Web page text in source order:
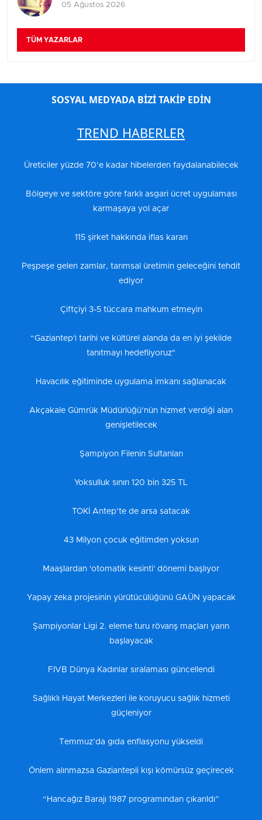
05 Ağustos 2026
TÜM YAZARLAR
SOSYAL MEDYADA BİZİ TAKİP EDİN
TREND HABERLER
Üreticiler yüzde 70’e kadar hibelerden faydalanabilecek
Bölgeye ve sektöre göre farklı asgari ücret uygulaması
karmaşaya yol açar
115 şirket hakkında iflas kararı
Peşpeşe gelen zamlar, tarımsal üretimin geleceğini tehdit
ediyor
Çiftçiyi 3-5 tüccara mahkum etmeyin
“Gaziantep'i tarihi ve kültürel alanda da en iyi şekilde
tanıtmayı hedefliyoruz"
Havacılık eğitiminde uygulama imkanı sağlanacak
Akçakale Gümrük Müdürlüğü’nün hizmet verdiği alan
genişletilecek
Şampiyon Filenin Sultanları
Yoksulluk sınırı 120 bin 325 TL
TOKİ Antep’te de arsa satacak
43 Milyon çocuk eğitimden yoksun
Maaşlardan 'otomatik kesinti' dönemi başlıyor
Yapay zeka projesinin yürütücülüğünü GAÜN yapacak
Şampiyonlar Ligi 2. eleme turu rövanş maçları yarın
başlayacak
FIVB Dünya Kadınlar sıralaması güncellendi
Sağlıklı Hayat Merkezleri ile koruyucu sağlık hizmeti
güçleniyor
Temmuz’da gıda enflasyonu yükseldi
Önlem alınmazsa Gaziantepli kışı kömürsüz geçirecek
“Hancağız Barajı 1987 programından çıkarıldı”